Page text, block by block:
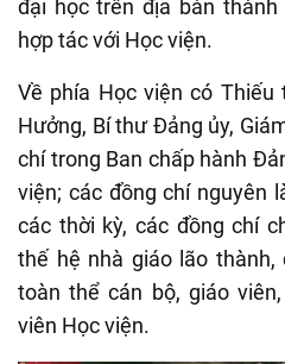
đại học trên địa bàn
hợp tác với Học viện.
Về phía Học viện có Thiếu
Hưởng, Bí thư Đảng ủy,
chí trong Ban chấp hành
viện; các đồng chí nguyên
các thời kỳ, các đồng chí
thế hệ nhà giáo lão thành,
toàn thể cán bộ, giáo
viên Học viện.